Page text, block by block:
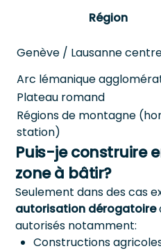
Région
Genève / Lausanne
Arc lémanique
Plateau romand
Régions de montagne
station)
Puis-je construire
zone à bâtir?
Seulement dans des cas
autorisation dérogatoire
autorisés notamment:
Constructions